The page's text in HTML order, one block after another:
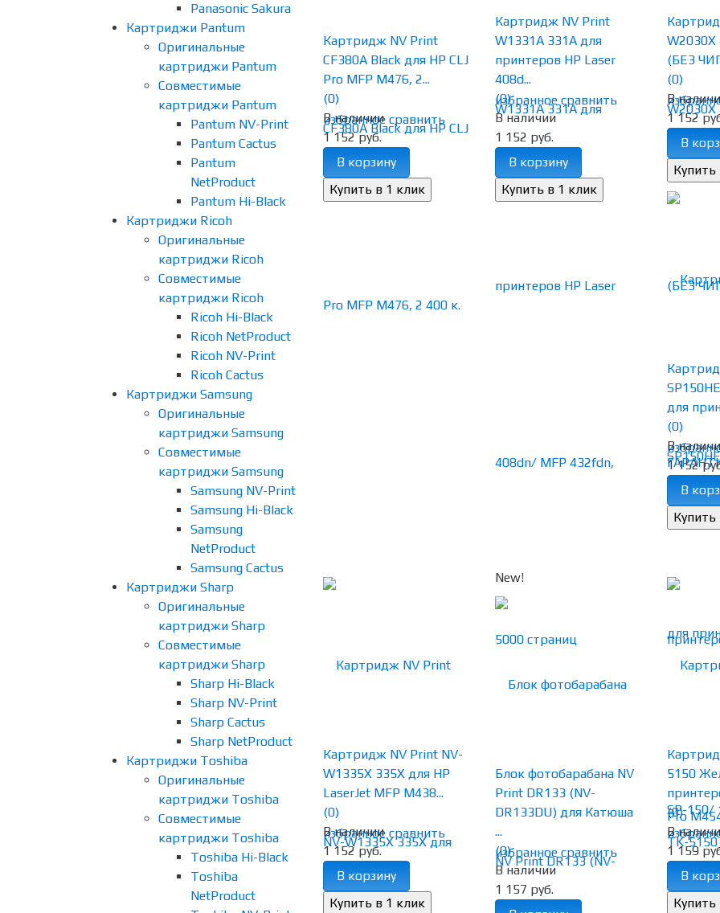
Panasonic Sakura
Картриджи Pantum
Оригинальные
картриджи Pantum
Совместимые
картриджи Pantum
Pantum NV-Print
Pantum Cactus
Pantum
NetProduct
Pantum Hi-Black
Картриджи Ricoh
Оригинальные
картриджи Ricoh
Совместимые
картриджи Ricoh
Ricoh Hi-Black
Ricoh NetProduct
Ricoh NV-Print
Ricoh Cactus
Картриджи Samsung
Оригинальные
картриджи Samsung
Совместимые
картриджи Samsung
Samsung NV-Print
Samsung Hi-Black
Samsung
NetProduct
Samsung Cactus
Картриджи Sharp
Оригинальные
картриджи Sharp
Совместимые
картриджи Sharp
Sharp Hi-Black
Sharp NV-Print
Sharp Cactus
Sharp NetProduct
Картриджи Toshiba
Оригинальные
картриджи Toshiba
Совместимые
картриджи Toshiba
Toshiba Hi-Black
Toshiba
NetProduct
избранное сравнить
Картридж NV Print
CF380A Black для HP CLJ
Pro MFP M476, 2...
(0)
В наличии
1 152 руб.
В корзину
избранное сравнить
Картридж NV Print
W1331A 331A для
принтеров HP Laser
408d...
(0)
В наличии
1 152 руб.
В корзину
W2030X
(БЕЗ
(0)
В
1 152
В
для
(0)
В
1 152
В
избранное сравнить
Картридж NV Print NV-
W1335X 335X для HP
LaserJet MFP M438...
(0)
В наличии
1 152 руб.
В корзину
New!
избранное сравнить
Блок фотобарабана NV
Print DR133 (NV-
DR133DU) для Катюша
...
(0)
В наличии
1 157 руб.
5150
(0)
В
1 159
В